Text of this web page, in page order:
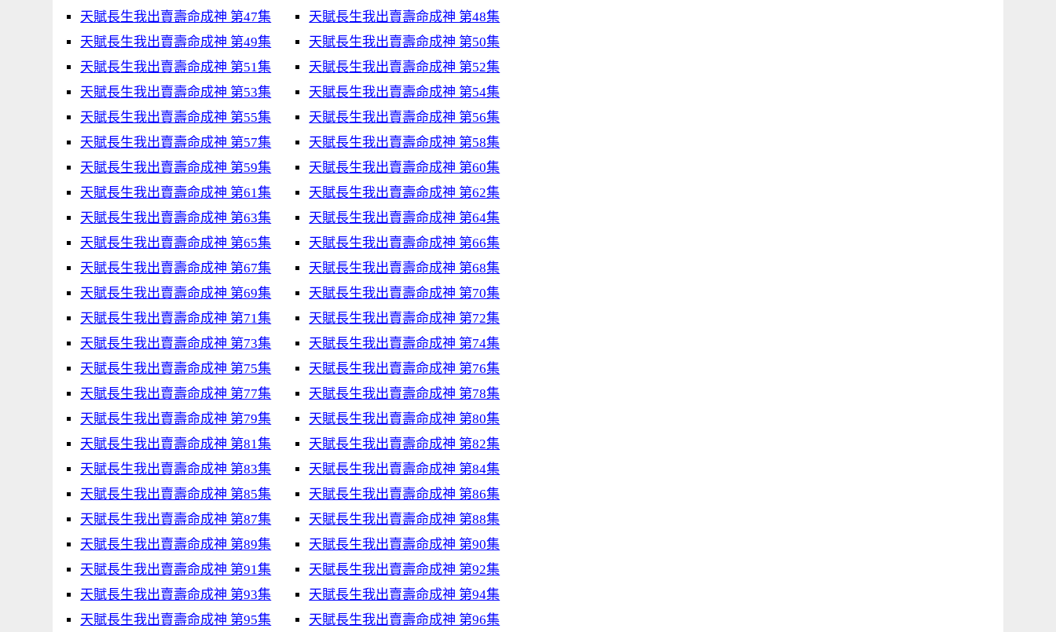
天賦長生我出賣壽命成神 第47集
天賦長生我出賣壽命成神 第48集
天賦長生我出賣壽命成神 第49集
天賦長生我出賣壽命成神 第50集
天賦長生我出賣壽命成神 第51集
天賦長生我出賣壽命成神 第52集
天賦長生我出賣壽命成神 第53集
天賦長生我出賣壽命成神 第54集
天賦長生我出賣壽命成神 第55集
天賦長生我出賣壽命成神 第56集
天賦長生我出賣壽命成神 第57集
天賦長生我出賣壽命成神 第58集
天賦長生我出賣壽命成神 第59集
天賦長生我出賣壽命成神 第60集
天賦長生我出賣壽命成神 第61集
天賦長生我出賣壽命成神 第62集
天賦長生我出賣壽命成神 第63集
天賦長生我出賣壽命成神 第64集
天賦長生我出賣壽命成神 第65集
天賦長生我出賣壽命成神 第66集
天賦長生我出賣壽命成神 第67集
天賦長生我出賣壽命成神 第68集
天賦長生我出賣壽命成神 第69集
天賦長生我出賣壽命成神 第70集
天賦長生我出賣壽命成神 第71集
天賦長生我出賣壽命成神 第72集
天賦長生我出賣壽命成神 第73集
天賦長生我出賣壽命成神 第74集
天賦長生我出賣壽命成神 第75集
天賦長生我出賣壽命成神 第76集
天賦長生我出賣壽命成神 第77集
天賦長生我出賣壽命成神 第78集
天賦長生我出賣壽命成神 第79集
天賦長生我出賣壽命成神 第80集
天賦長生我出賣壽命成神 第81集
天賦長生我出賣壽命成神 第82集
天賦長生我出賣壽命成神 第83集
天賦長生我出賣壽命成神 第84集
天賦長生我出賣壽命成神 第85集
天賦長生我出賣壽命成神 第86集
天賦長生我出賣壽命成神 第87集
天賦長生我出賣壽命成神 第88集
天賦長生我出賣壽命成神 第89集
天賦長生我出賣壽命成神 第90集
天賦長生我出賣壽命成神 第91集
天賦長生我出賣壽命成神 第92集
天賦長生我出賣壽命成神 第93集
天賦長生我出賣壽命成神 第94集
天賦長生我出賣壽命成神 第95集
天賦長生我出賣壽命成神 第96集